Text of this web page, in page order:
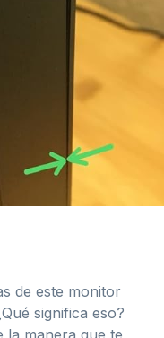
de este monitor
significa eso?
la manera que te